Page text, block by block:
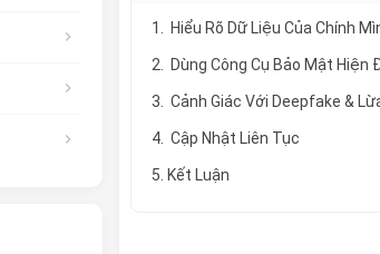
1. Hiểu Rõ Dữ Liệu Của Chính
2. Dùng Công Cụ Bảo Mật Hiện
3. Cảnh Giác Với Deepfake &
4. Cập Nhật Liên Tục
5. Kết Luận